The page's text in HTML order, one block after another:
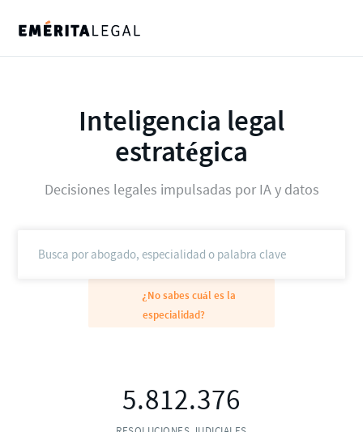
Inteligencia legal
estratégica
Decisiones legales impulsadas por IA y datos
¿No sabes cuál es la
especialidad?
5.812.376